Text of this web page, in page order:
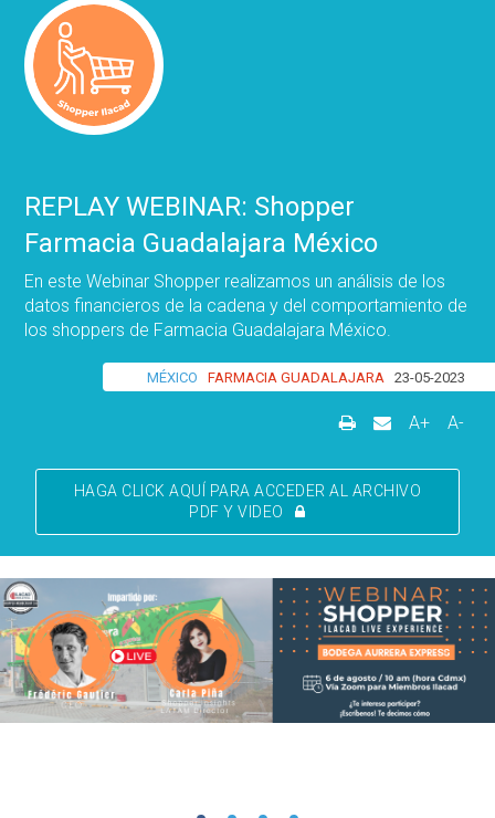
REPLAY WEBINAR: Shopper
Farmacia Guadalajara México
En este Webinar Shopper realizamos un análisis de los
datos financieros de la cadena y del comportamiento de
los shoppers de Farmacia Guadalajara México.
MÉXICO FARMACIA GUADALAJARA 23-05-2023
A+ A-
HAGA CLICK AQUÍ PARA ACCEDER AL ARCHIVO
PDF Y VIDEO